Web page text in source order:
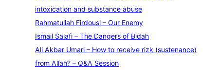
intoxication and substance abuse
Rahmatullah Firdousi – Our Enemy
Ismail Salafi – The Dangers of Bidah
Ali Akbar Umari – How to receive rizk (sustenance)
from Allah? – Q&A Session